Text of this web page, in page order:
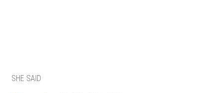
SHE SAID